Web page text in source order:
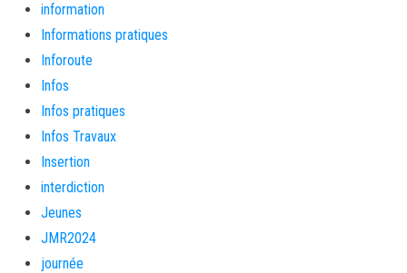
information
Informations pratiques
Inforoute
Infos
Infos pratiques
Infos Travaux
Insertion
interdiction
Jeunes
JMR2024
journée